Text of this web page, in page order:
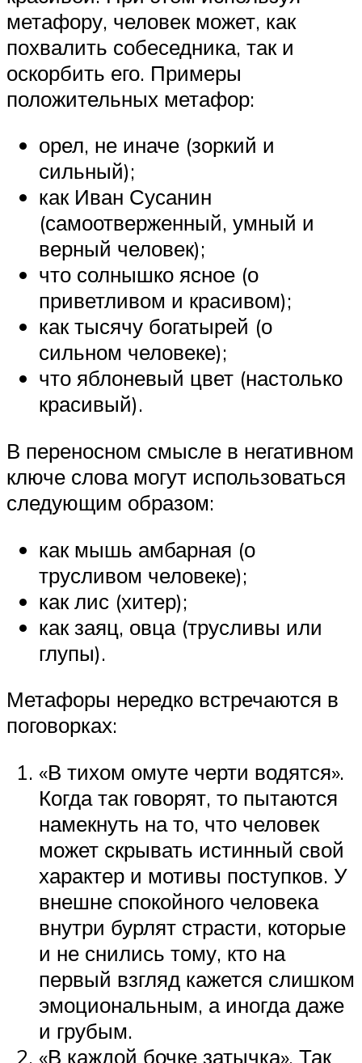
метафору, человек может, как
похвалить собеседника, так и
оскорбить его. Примеры
положительных метафор:
орел, не иначе (зоркий и
сильный);
как Иван Сусанин
(самоотверженный, умный и
верный человек);
что солнышко ясное (о
приветливом и красивом);
как тысячу богатырей (о
сильном человеке);
что яблоневый цвет (настолько
красивый).
В переносном смысле в негативном
ключе слова могут использоваться
следующим образом:
как мышь амбарная (о
трусливом человеке);
как лис (хитер);
как заяц, овца (трусливы или
глупы).
Метафоры нередко встречаются в
поговорках:
«В тихом омуте черти водятся».
Когда так говорят, то пытаются
намекнуть на то, что человек
может скрывать истинный свой
характер и мотивы поступков. У
внешне спокойного человека
внутри бурлят страсти, которые
и не снились тому, кто на
первый взгляд кажется слишком
эмоциональным, а иногда даже
и грубым.
«В каждой бочке затычка». Так